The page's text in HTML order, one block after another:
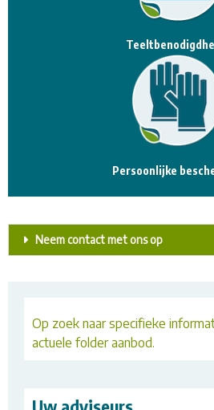
Persoonlijke
Neem contact met ons op
Op zoek naar specifieke
actuele folder aanbod.